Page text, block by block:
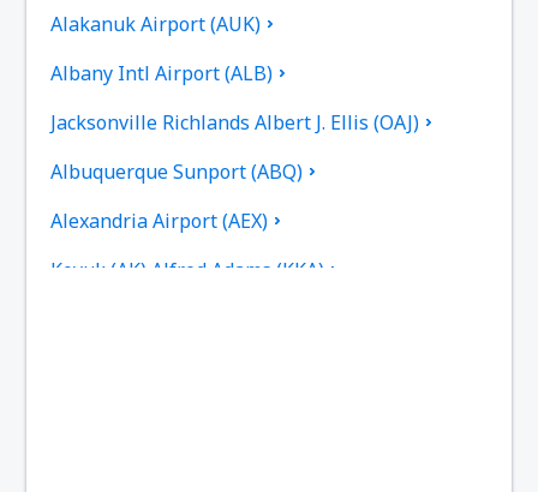
Alakanuk Airport (AUK)
Albany Intl Airport (ALB)
Jacksonville Richlands Albert J. Ellis (OAJ)
Albuquerque Sunport (ABQ)
Alexandria Airport (AEX)
Koyuk (AK) Alfred Adams (KKA)